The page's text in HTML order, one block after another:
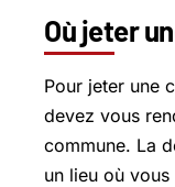
Où jeter
Pour jeter une
devez vous
commune. La
un lieu où